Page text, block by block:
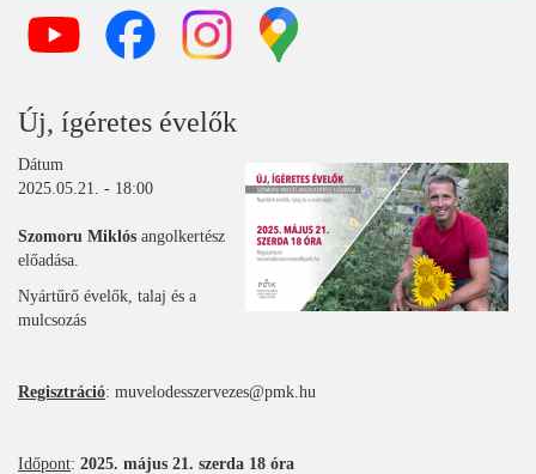
Új, ígéretes évelők
Dátum
2025.05.21. - 18:00
Szomoru Miklós angolkertész
előadása.
Nyártűrő évelők, talaj és a
mulcsozás
Regisztráció: muvelodesszervezes@pmk.hu
Időpont: 2025. május 21. szerda 18 óra